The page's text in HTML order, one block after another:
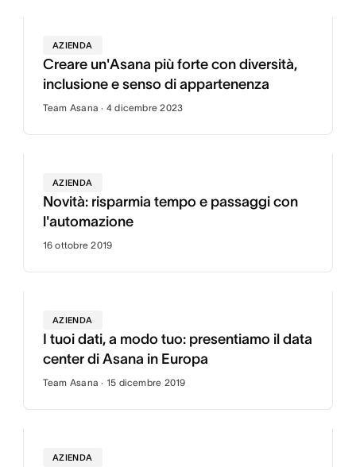
AZIENDA
Creare un'Asana più forte con diversità,
inclusione e senso di appartenenza
Team Asana · 4 dicembre 2023
AZIENDA
Novità: risparmia tempo e passaggi con
l'automazione
16 ottobre 2019
AZIENDA
I tuoi dati, a modo tuo: presentiamo il data
center di Asana in Europa
Team Asana · 15 dicembre 2019
AZIENDA